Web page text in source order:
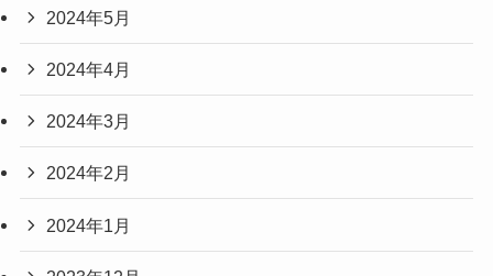
2024年5月
2024年4月
2024年3月
2024年2月
2024年1月